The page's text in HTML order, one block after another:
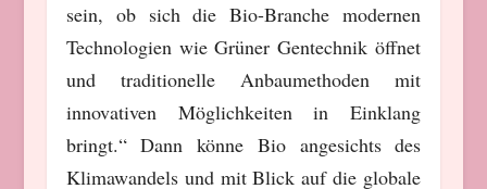
sein, ob sich die Bio-Branche modernen
Technologien wie Grüner Gentechnik öffnet
und traditionelle Anbaumethoden mit
innovativen Möglichkeiten in Einklang
bringt.“ Dann könne Bio angesichts des
Klimawandels und mit Blick auf die globale